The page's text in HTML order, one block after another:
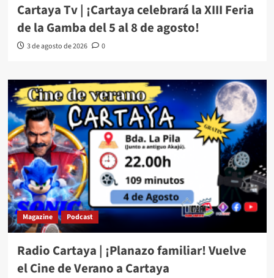
Cartaya Tv | ¡Cartaya celebrará la XIII Feria
de la Gamba del 5 al 8 de agosto!
3 de agosto de 2026 0
Magazine Podcast
Radio Cartaya | ¡Planazo familiar! Vuelve
el Cine de Verano a Cartaya